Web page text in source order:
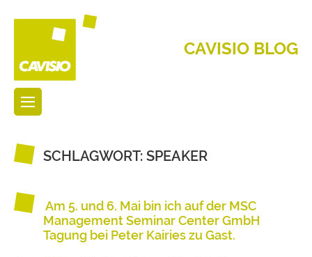
CAVISIO BLOG
SCHLAGWORT: SPEAKER
Am 5. und 6. Mai bin ich auf der MSC
Management Seminar Center GmbH
Tagung bei Peter Kairies zu Gast.